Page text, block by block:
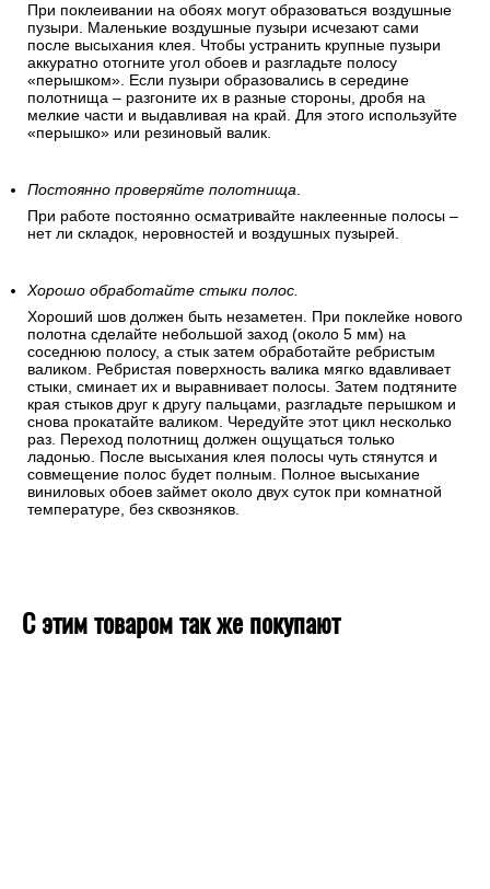
При поклеивании на обоях могут образоваться воздушные
пузыри. Маленькие воздушные пузыри исчезают сами
после высыхания клея. Чтобы устранить крупные пузыри
аккуратно отогните угол обоев и разгладьте полосу
«перышком». Если пузыри образовались в середине
полотнища – разгоните их в разные стороны, дробя на
мелкие части и выдавливая на край. Для этого используйте
«перышко» или резиновый валик.
Постоянно проверяйте полотнища.
При работе постоянно осматривайте наклеенные полосы –
нет ли складок, неровностей и воздушных пузырей.
Хорошо обработайте стыки полос.
Хороший шов должен быть незаметен. При поклейке нового
полотна сделайте небольшой заход (около 5 мм) на
соседнюю полосу, а стык затем обработайте ребристым
валиком. Ребристая поверхность валика мягко вдавливает
стыки, сминает их и выравнивает полосы. Затем подтяните
края стыков друг к другу пальцами, разгладьте перышком и
снова прокатайте валиком. Чередуйте этот цикл несколько
раз. Переход полотнищ должен ощущаться только
ладонью. После высыхания клея полосы чуть стянутся и
совмещение полос будет полным. Полное высыхание
виниловых обоев займет около двух суток при комнатной
температуре, без сквозняков.
С этим товаром так же покупают